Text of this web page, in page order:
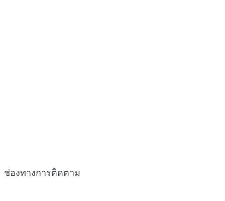
ช่องทางการติดตาม